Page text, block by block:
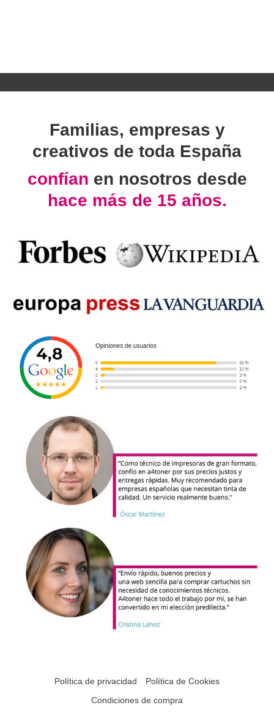
Familias, empresas y
creativos de toda España
confían en nosotros desde
hace más de 15 años.
Política de privacidad
Política de Cookies
Condiciones de compra